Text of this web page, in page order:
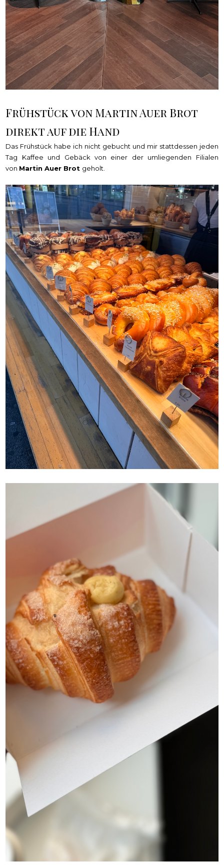
Frühstück von Martin Auer Brot
direkt auf die Hand
Das Frühstück habe ich nicht gebucht und mir stattdessen jeden
Tag Kaffee und Gebäck von einer der umliegenden Filialen
von Martin Auer Brot geholt.